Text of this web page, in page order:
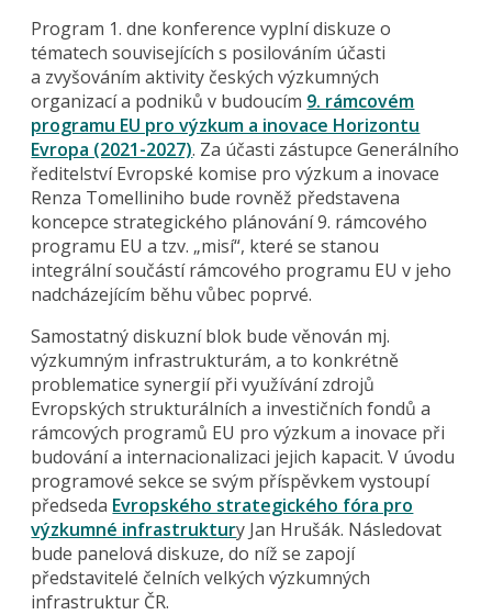
Program 1. dne konference vyplní diskuze o
tématech souvisejících s posilováním účasti
a zvyšováním aktivity českých výzkumných
organizací a podniků v budoucím 9. rámcovém
programu EU pro výzkum a inovace Horizontu
Evropa (2021-2027). Za účasti zástupce Generálního
ředitelství Evropské komise pro výzkum a inovace
Renza Tomelliniho bude rovněž představena
koncepce strategického plánování 9. rámcového
programu EU a tzv. „misí“, které se stanou
integrální součástí rámcového programu EU v jeho
nadcházejícím běhu vůbec poprvé.
Samostatný diskuzní blok bude věnován mj.
výzkumným infrastrukturám, a to konkrétně
problematice synergií při využívání zdrojů
Evropských strukturálních a investičních fondů a
rámcových programů EU pro výzkum a inovace při
budování a internacionalizaci jejich kapacit. V úvodu
programové sekce se svým příspěvkem vystoupí
předseda Evropského strategického fóra pro
výzkumné infrastruktury Jan Hrušák. Následovat
bude panelová diskuze, do níž se zapojí
představitelé čelních velkých výzkumných
infrastruktur ČR.